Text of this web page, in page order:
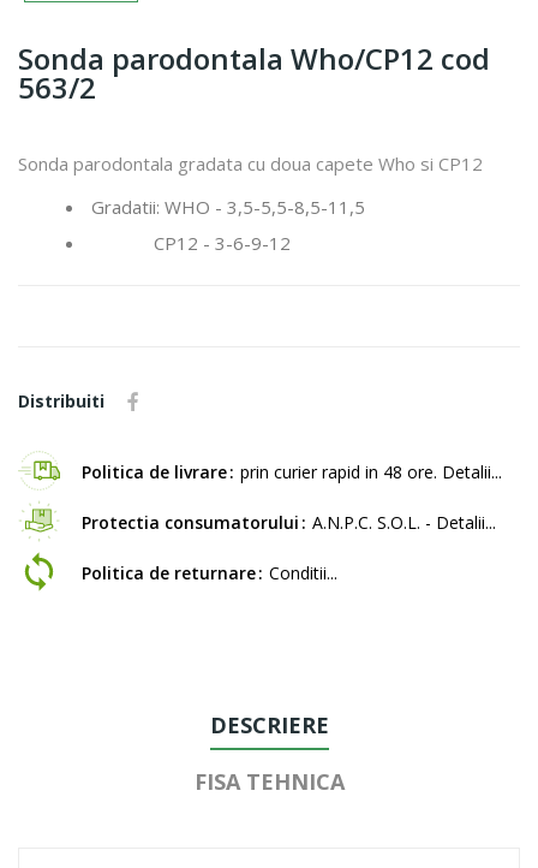
Sonda parodontala Who/CP12 cod
563/2
Sonda parodontala gradata cu doua capete Who si CP12
Gradatii: WHO - 3,5-5,5-8,5-11,5
CP12 - 3-6-9-12
Distribuiti
Politica de livrare prin curier rapid in 48 ore. Detalii...
Protectia consumatorului A.N.P.C. S.O.L. - Detalii...
Politica de returnare Conditii...
DESCRIERE
FISA TEHNICA